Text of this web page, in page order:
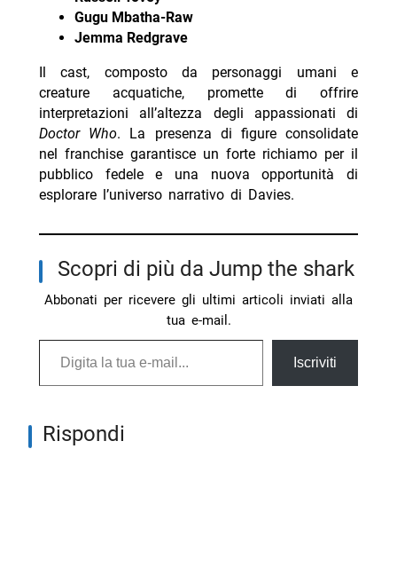
Gugu Mbatha-Raw
Jemma Redgrave
Il cast, composto da personaggi umani e
creature acquatiche, promette di offrire
interpretazioni all’altezza degli appassionati di
Doctor Who. La presenza di figure consolidate
nel franchise garantisce un forte richiamo per il
pubblico fedele e una nuova opportunità di
esplorare l’universo narrativo di Davies.
Scopri di più da Jump the shark
Abbonati per ricevere gli ultimi articoli inviati alla
tua e-mail.
Digita la tua e-mail...
Iscriviti
Rispondi